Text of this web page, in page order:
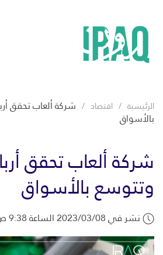
الرئيسية اقتصاد شركة ألعاب تحقق
بالأسواق
شركة ألعاب تحقق
وتتوسع بالأسواق
نشر في 2023/03/08 الساعة 9:38 ص